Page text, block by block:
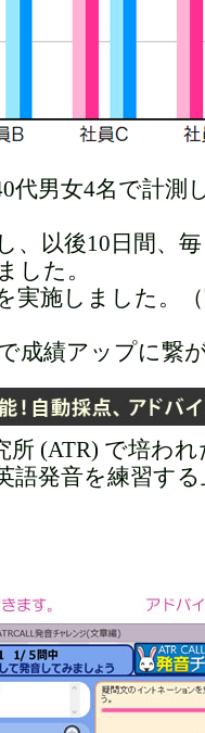
代男女4名で計測
、以後10日間、
した。
実施しました。
成績アップに繋
所 (ATR) で培わ
語発音を練習す